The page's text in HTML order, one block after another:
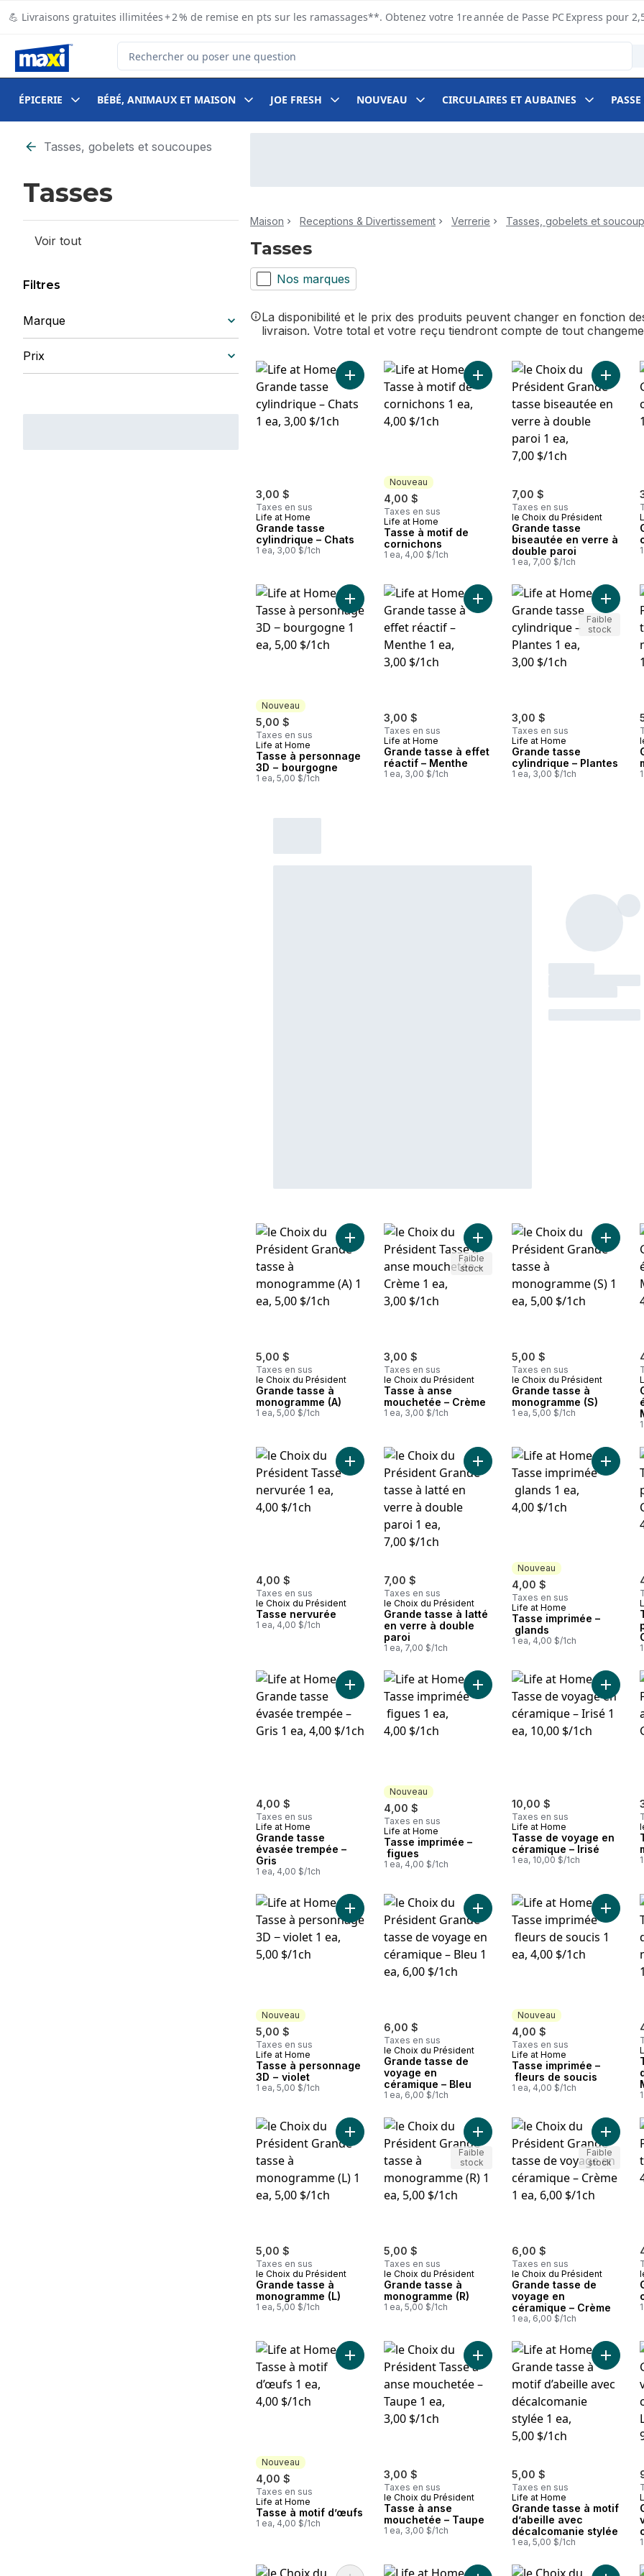
💪 Livraisons gratuites illimitées + 2 % de remise en pts sur les ramassages**. Obtenez votre 1re année de Passe PC Express pour
Rechercher des produits
ÉPICERIE BÉBÉ, ANIMAUX ET MAISON JOE FRESH NOUVEAU CIRCULAIRES ET AUBAINES
Passer au filtrage du contenu
Tasses, gobelets et soucoupes
Tasses
Voir tout
Filtres
Marque
Prix
Maison Receptions & Divertissement Verrerie Tasses, gobelets et
Tasses
Nos marques
La disponibilité et le prix des produits peuvent changer en fonction
livraison. Votre total et votre reçu tiendront compte de tout
3,00 $
Taxes en sus
Life at Home
Grande tasse
cylindrique – Chats
1 ea, 3,00 $/1ch
Ajouter Grande tasse cylindrique – Chats au panier
Nouveau
4,00 $
Taxes en sus
Nouveau
Life at Home
Tasse à motif de
cornichons
1 ea, 4,00 $/1ch
Ajouter Tasse à motif de
7,00 $
Taxes en sus
le Choix du Président
Grande tasse
biseautée en verre à
double paroi
1 ea, 7,00 $/1ch
Ajouter
Nouveau
5,00 $
Taxes en sus
Nouveau
Life at Home
Tasse à personnage
3D − bourgogne
1 ea, 5,00 $/1ch
Ajouter Tasse à personnage 3D − bourgogne au panier
3,00 $
Taxes en sus
Life at Home
Grande tasse à effet
réactif – Menthe
1 ea, 3,00 $/1ch
Ajouter Grande tasse à effet
3,00 $
Taxes en sus
Life at Home
Grande tasse
cylindrique – Plantes
1 ea, 3,00 $/1ch
Ajouter
Faible
stock
5,00 $
Taxes en sus
le Choix du Président
Grande tasse à
monogramme (A)
1 ea, 5,00 $/1ch
Ajouter Grande tasse à monogramme (A) au panier
3,00 $
Taxes en sus
le Choix du Président
Tasse à anse
mouchetée – Crème
1 ea, 3,00 $/1ch
Ajouter Tasse à anse mouchetée
Faible
stock
5,00 $
Taxes en sus
le Choix du Président
Grande tasse à
monogramme (S)
1 ea, 5,00 $/1ch
Ajouter
4,00 $
Taxes en sus
le Choix du Président
Tasse nervurée
1 ea, 4,00 $/1ch
Ajouter Tasse nervurée au panier
7,00 $
Taxes en sus
le Choix du Président
Grande tasse à latté
en verre à double
paroi
1 ea, 7,00 $/1ch
Ajouter Grande tasse à latté en
Nouveau
4,00 $
Taxes en sus
Nouveau
Life at Home
Tasse imprimée –
glands
1 ea, 4,00 $/1ch
Ajouter
4,00 $
Taxes en sus
Life at Home
Grande tasse
évasée trempée –
Gris
1 ea, 4,00 $/1ch
Ajouter Grande tasse évasée trempée – Gris au panier
Nouveau
4,00 $
Taxes en sus
Nouveau
Life at Home
Tasse imprimée –
figues
1 ea, 4,00 $/1ch
Ajouter Tasse imprimée – figues
10,00 $
Taxes en sus
Life at Home
Tasse de voyage en
céramique – Irisé
1 ea, 10,00 $/1ch
Ajouter
Nouveau
5,00 $
Taxes en sus
Nouveau
Life at Home
Tasse à personnage
3D − violet
1 ea, 5,00 $/1ch
Ajouter Tasse à personnage 3D − violet au panier
6,00 $
Taxes en sus
le Choix du Président
Grande tasse de
voyage en
céramique – Bleu
1 ea, 6,00 $/1ch
Ajouter Grande tasse de voyage
Nouveau
4,00 $
Taxes en sus
Nouveau
Life at Home
Tasse imprimée –
fleurs de soucis
1 ea, 4,00 $/1ch
Ajouter
5,00 $
Taxes en sus
le Choix du Président
Grande tasse à
monogramme (L)
1 ea, 5,00 $/1ch
Ajouter Grande tasse à monogramme (L) au panier
5,00 $
Taxes en sus
le Choix du Président
Grande tasse à
monogramme (R)
1 ea, 5,00 $/1ch
Ajouter Grande tasse à
Faible
stock
6,00 $
Taxes en sus
le Choix du Président
Grande tasse de
voyage en
céramique – Crème
1 ea, 6,00 $/1ch
Faible
stock
Nouveau
4,00 $
Taxes en sus
Nouveau
Life at Home
Tasse à motif d’œufs
1 ea, 4,00 $/1ch
Ajouter Tasse à motif d’œufs au panier
3,00 $
Taxes en sus
le Choix du Président
Tasse à anse
mouchetée – Taupe
1 ea, 3,00 $/1ch
Ajouter Tasse à anse mouchetée
5,00 $
Taxes en sus
Life at Home
Grande tasse à motif
d’abeille avec
décalcomanie stylée
1 ea, 5,00 $/1ch
Ajouter